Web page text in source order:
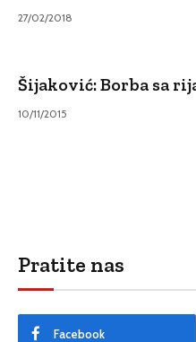
27/02/2018
Šijaković: Borba sa
10/11/2015
Pratite nas
Facebook